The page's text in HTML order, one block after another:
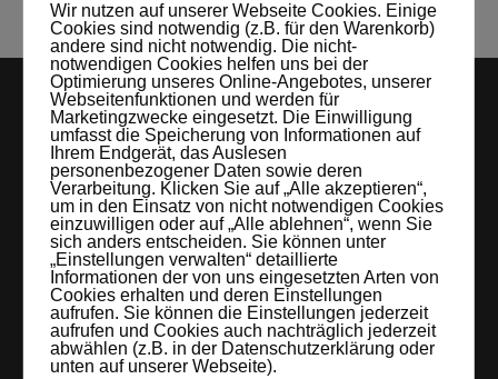
LEIPZIGS MIETSTUDIO
Hier lassen sich Foto- und Videoproduktionen aller Art in
entspannter Loftatmosphäre realisieren. Alles da, was man
braucht: Technik, Platz, Couch und Kaffee. Folgt uns!
Wir nutzen auf unserer Webseite Cookies. Einige
Cookies sind notwendig (z.B. für den Warenkorb)
andere sind nicht notwendig. Die nicht-
notwendigen Cookies helfen uns bei der
Optimierung unseres Online-Angebotes, unserer
Webseitenfunktionen und werden für
Marketingzwecke eingesetzt. Die Einwilligung
umfasst die Speicherung von Informationen auf
Ihrem Endgerät, das Auslesen
personenbezogener Daten sowie deren
Verarbeitung. Klicken Sie auf „Alle akzeptieren“,
um in den Einsatz von nicht notwendigen Cookies
einzuwilligen oder auf „Alle ablehnen“, wenn Sie
sich anders entscheiden. Sie können unter
„Einstellungen verwalten“ detaillierte
Informationen der von uns eingesetzten Arten von
Cookies erhalten und deren Einstellungen
aufrufen. Sie können die Einstellungen jederzeit
aufrufen und Cookies auch nachträglich jederzeit
abwählen (z.B. in der Datenschutzerklärung oder
unten auf unserer Webseite).